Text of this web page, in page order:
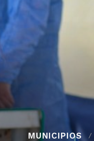
MUNICIPIOS